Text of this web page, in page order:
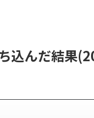
込んだ結果